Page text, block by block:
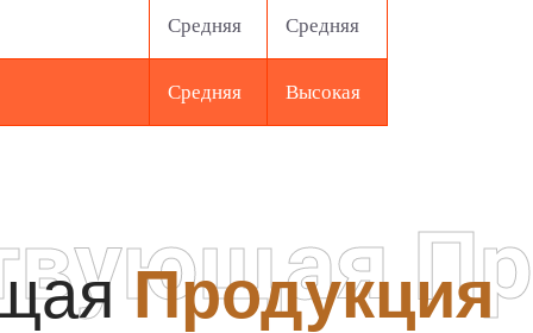
Средняя Средняя
Средняя Высокая
Продукция